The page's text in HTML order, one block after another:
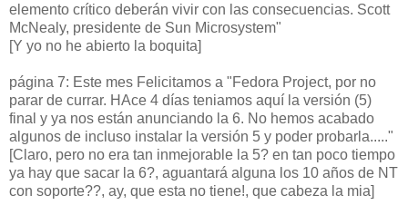
elemento crítico deberán vivir con las consecuencias. Scott
McNealy, presidente de Sun Microsystem"
[Y yo no he abierto la boquita]
página 7: Este mes Felicitamos a "Fedora Project, por no
parar de currar. HAce 4 días teniamos aquí la versión (5)
final y ya nos están anunciando la 6. No hemos acabado
algunos de incluso instalar la versión 5 y poder probarla....."
[Claro, pero no era tan inmejorable la 5? en tan poco tiempo
ya hay que sacar la 6?, aguantará alguna los 10 años de NT
con soporte??, ay, que esta no tiene!, que cabeza la mia]